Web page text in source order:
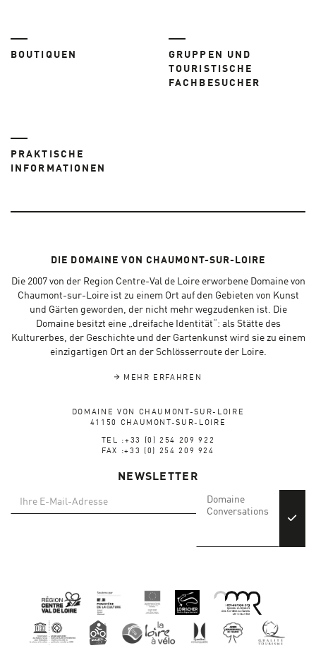
BOUTIQUEN
GRUPPEN UND
TOURISTISCHE
FACHBESUCHER
PRAKTISCHE
INFORMATIONEN
DIE DOMAINE VON CHAUMONT-SUR-LOIRE
Die 2007 von der Region Centre-Val de Loire erworbene Domaine von
Chaumont-sur-Loire ist zu einem Ort auf den Gebieten von Kunst
und Gärten geworden, der nicht mehr wegzudenken ist. Die
Domaine besitzt eine „dreifache Identität“: als Stätte des
Kulturerbes, der Geschichte und der Gartenkunst wird sie zu einem
einzigartigen Ort an der Schlösserroute der Loire.
MEHR ERFAHREN
DOMAINE VON CHAUMONT-SUR-LOIRE
41150 CHAUMONT-SUR-LOIRE
TEL :+33 (0) 254 209 922
FAX :+33 (0) 254 209 924
NEWSLETTER